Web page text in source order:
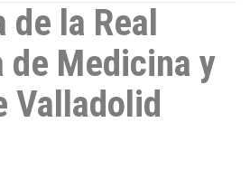
la Real
de Medicina y
Valladolid